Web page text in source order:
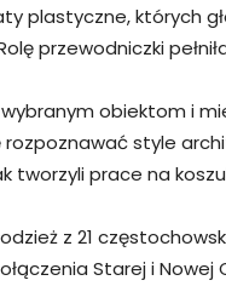
plastyczne, których
przewodniczki
wybranym obiektom i
style
tworzyli prace na
z 21
Starej i